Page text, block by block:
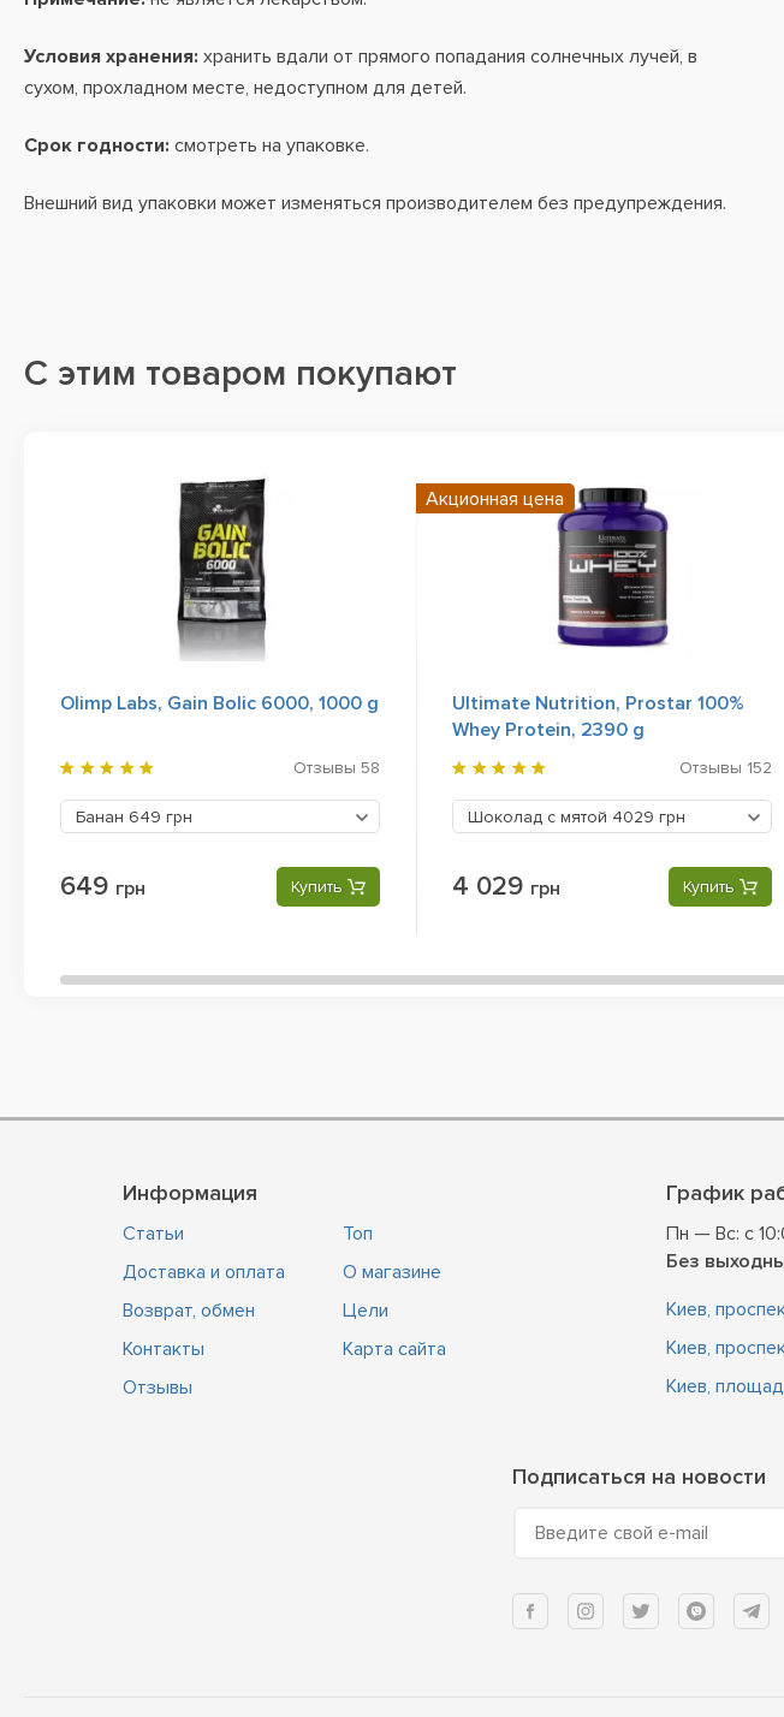
Условия хранения: хранить вдали от прямого попадания солнечных лучей, в
сухом, прохладном месте, недоступном для детей.
Срок годности: смотреть на упаковке.
Внешний вид упаковки может изменяться производителем без предупреждения.
С этим товаром покупают
Olimp Labs, Gain Bolic 6000, 1000 g
Отзывы 58
Банан 649 грн
649 грн Купить
Ultimate Nutrition, Prostar 100%
Whey Protein, 2390 g
Отзывы 152
Шоколад с мятой 4029 грн
4 029 грн Купить
Акционная цена
Информация
Статьи
Доставка и оплата
Возврат, обмен
Контакты
Отзывы
Топ
О магазине
Цели
Карта сайта
График
Пн — Вс: с
Без
Киев,
Киев,
Киев,
Подписаться на новости
Введите свой e-mail